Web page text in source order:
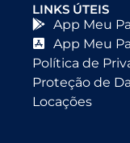
LINKS ÚTEIS
App Meu
App Meu
Política de
Proteção de
Locações